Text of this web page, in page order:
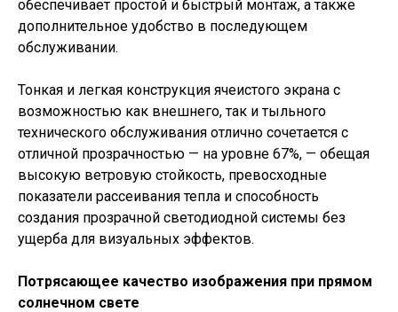
обеспечивает простой и быстрый монтаж, а также
дополнительное удобство в последующем
обслуживании.
Тонкая и легкая конструкция ячеистого экрана с
возможностью как внешнего, так и тыльного
технического обслуживания отлично сочетается с
отличной прозрачностью — на уровне 67%, — обещая
высокую ветровую стойкость, превосходные
показатели рассеивания тепла и способность
создания прозрачной светодиодной системы без
ущерба для визуальных эффектов.
Потрясающее качество изображения при прямом
солнечном свете